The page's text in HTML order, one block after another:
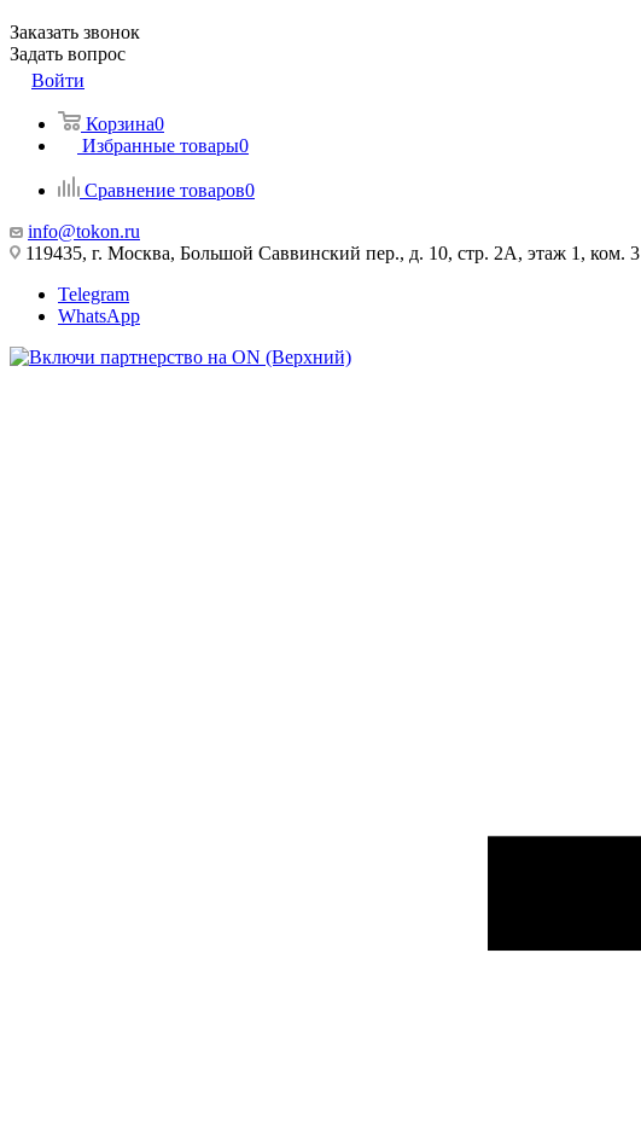
Заказать звонок
Задать вопрос
Войти
Корзина0
Избранные товары0
Сравнение товаров0
info@tokon.ru
119435, г. Москва, Большой Саввинский пер., д. 10, стр. 2А, этаж 1, ком. 3
Telegram
WhatsApp